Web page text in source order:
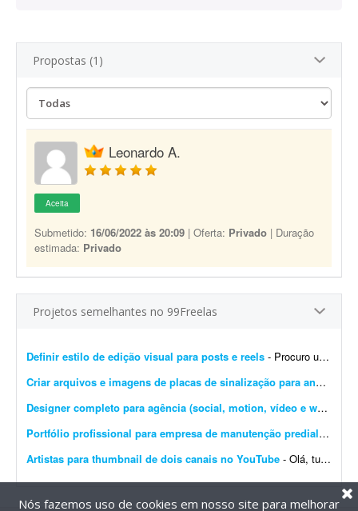
Propostas (1)
Leonardo A.
Aceita
Submetido: 16/06/2022 às 20:09 | Oferta: Privado | Duração
estimada: Privado
Projetos semelhantes no 99Freelas
Definir estilo de edição visual para posts e reels - Procuro um designer criativo para definir um estilo de edição para meus posts e Reels. Já tenho uma ideia das cores e da tipografia que quero utilizar e preciso de algué...
Criar arquivos e imagens de placas de sinalização para anúncios
Designer completo para agência (social, motion, vídeo e web)
Portfólio profissional para empresa de manutenção predial
-
Artistas para thumbnail de dois canais no YouTube - Olá, tudo bem? Adoraria ver o trabalho de algum artista que faça boas thumbnails, por favor mande exemplos, eu adoraria ver!! Gosto muito de thumbnails desenhadas e um dos canais &e...
Nós fazemos uso de cookies em nosso site para melhorar